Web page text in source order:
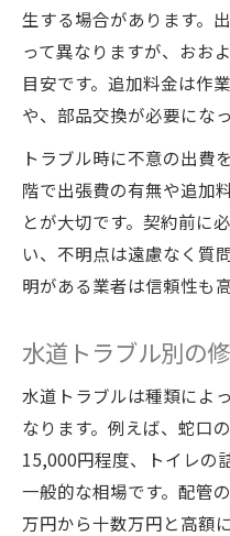
生する場合があります。
って異なりますが、おお
目安です。追加料金は作
や、部品交換が必要にな
トラブル時に不意の出費
階で出張費の有無や追加
とが大切です。契約前に
い、不明点は遠慮なく質
明がある業者は信頼性も
水道トラブル別の
水道トラブルは種類によ
なります。例えば、蛇口
15,000円程度、トイレの
一般的な相場です。配管
万円から十数万円と高額